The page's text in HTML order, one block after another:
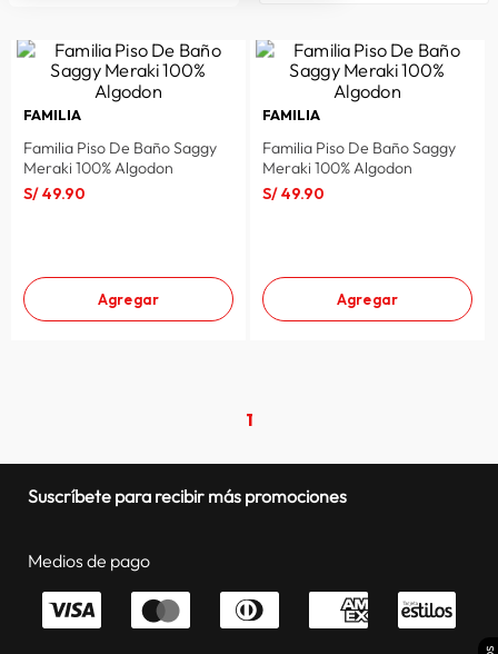
terrex
laptop
9. spiderman
10 lavadora
FAMILIA
Familia Piso De Baño Saggy
Meraki 100% Algodon
S/49.90
Agregar
FAMILIA
Familia Piso De Baño Saggy
Meraki 100% Algodon
S/49.90
Agregar
1
Suscríbete para recibir más promociones
Medios de pago